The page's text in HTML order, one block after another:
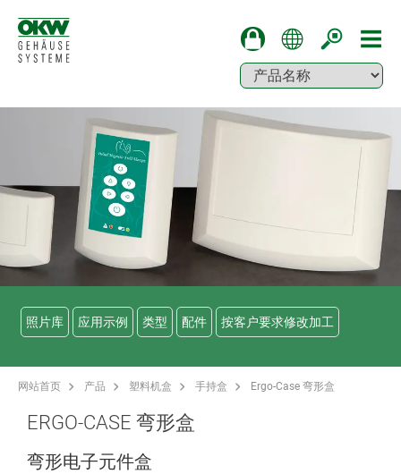
照片库 应用示例 类型 配件 按客户要求修改加工
网站首页 产品 塑料机盒 手持盒 Ergo-Case 弯形盒
ERGO-CASE 弯形盒
弯形电子元件盒